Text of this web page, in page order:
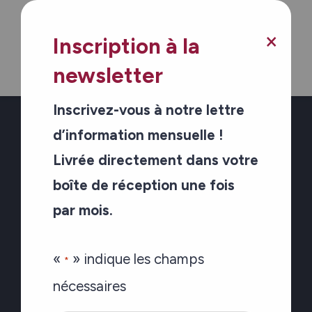
Skip to main content
Recevoir notre
infolettre
» indique les champs nécessaires
Name
×
Inscription à la
newsletter
Inscrivez-vous à notre lettre
d’information mensuelle !
Livrée directement dans votre
boîte de réception une fois
par mois.
« * » indique les champs
nécessaires